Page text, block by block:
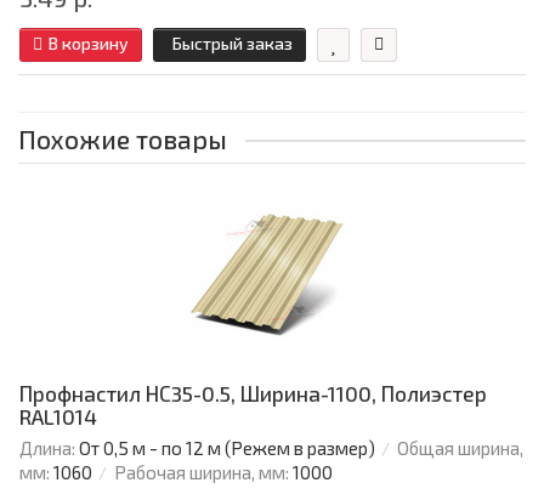
В корзину Быстрый заказ
Похожие товары
Профнастил НС35-0.5, Ширина-1100, Полиэстер
RAL1014
Длина: От 0,5 м - по 12 м (Режем в размер)
Общая ширина,
мм: 1060 Рабочая ширина, мм: 1000